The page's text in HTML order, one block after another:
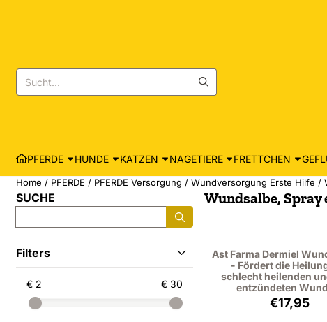
Suche
PFERDE HUNDE KATZEN NAGETIERE FRETTCHEN
Home / PFERDE / PFERDE Versorgung / Wundversorgung Erste Hilfe /
SUCHE
Filters
€ 2 € 30
Wundsalbe, Spray
Ast Farma Dermiel
- Fördert die
schlecht heilenden
entzündeten
Preis:
€17,95